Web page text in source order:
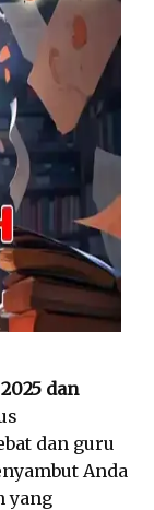
dan
dan guru
Anda
yang